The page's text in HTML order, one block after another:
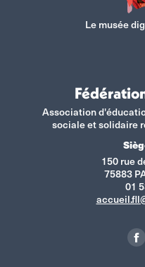
Le musée
Association
sociale et solidaire
150 rue
75883
01
La